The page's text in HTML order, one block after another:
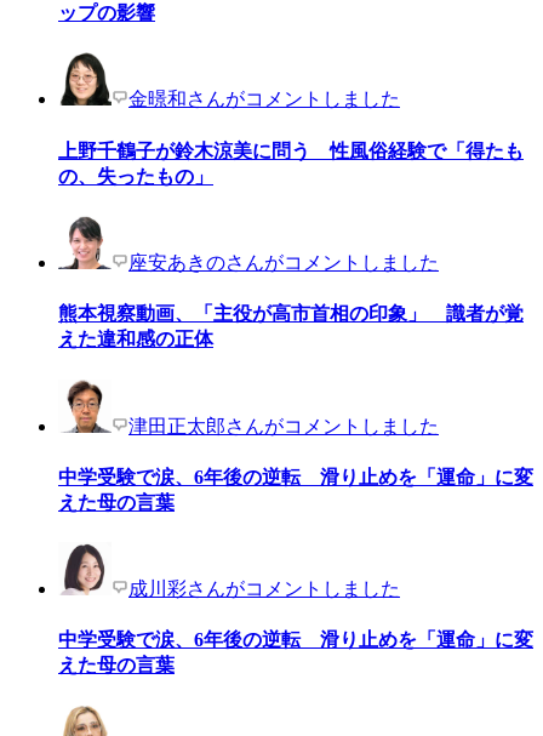
ップの影響
金暻和さんがコメントしました
上野千鶴子が鈴木涼美に問う 性風俗経験で「得たも
の、失ったもの」
座安あきのさんがコメントしました
熊本視察動画、「主役が高市首相の印象」 識者が覚
えた違和感の正体
津田正太郎さんがコメントしました
中学受験で涙、6年後の逆転 滑り止めを「運命」に変
えた母の言葉
成川彩さんがコメントしました
中学受験で涙、6年後の逆転 滑り止めを「運命」に変
えた母の言葉